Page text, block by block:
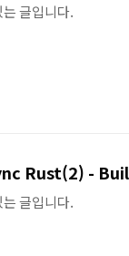
글입니다.
Rust(2) -
글입니다.